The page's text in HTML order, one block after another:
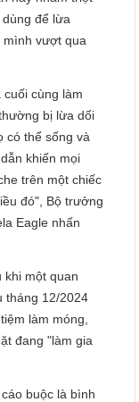
để lừa
vượt qua
cùng làm
bị lừa dối
có thể sống và
khiến mọi
trên một chiếc
đó", Bộ trưởng
Eagle nhấn
khi một quan
tháng 12/2024
làm móng,
đang "làm gia
buộc là bình